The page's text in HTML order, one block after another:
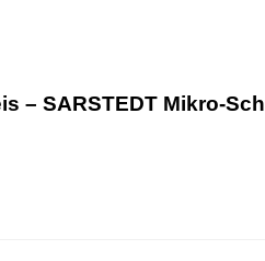
– SARSTEDT Mikro-